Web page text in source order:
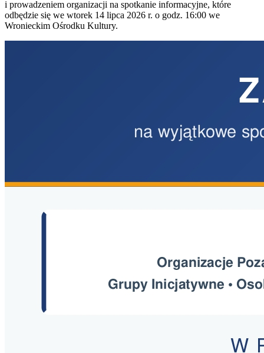
i prowadzeniem organizacji na spotkanie informacyjne, które
odbędzie się we wtorek 14 lipca 2026 r. o godz. 16:00 we
Wronieckim Ośrodku Kultury.